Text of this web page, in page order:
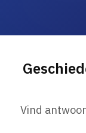
Vind